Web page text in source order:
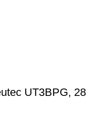
UT3BPG, 28